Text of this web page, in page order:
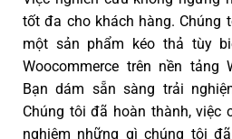
tốt đa cho khách hàng. Chúng
một sản phẩm kéo thả tùy
Woocommerce trên nền tảng
Bạn dám sẵn sàng trải
Chúng tôi đã hoàn thành, việc
nghiệm những gì chúng tôi